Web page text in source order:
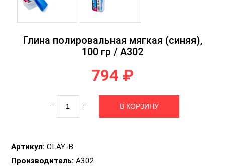
Глина полировальная мягкая (синяя),
100 гр / A302
794 ₽
Артикул:CLAY-B
Производитель:A302